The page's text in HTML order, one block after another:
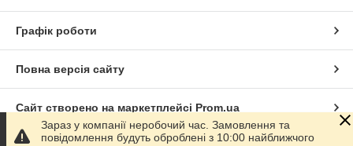
Графік роботи
Повна версія сайту
Сайт створено на маркетплейсі Prom.ua
Зараз у компанії неробочий час. Замовлення та
повідомлення будуть оброблені з 10:00 найближчого